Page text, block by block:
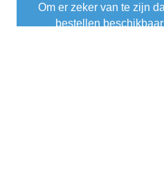
Om er zeker van te zijn
bestellen